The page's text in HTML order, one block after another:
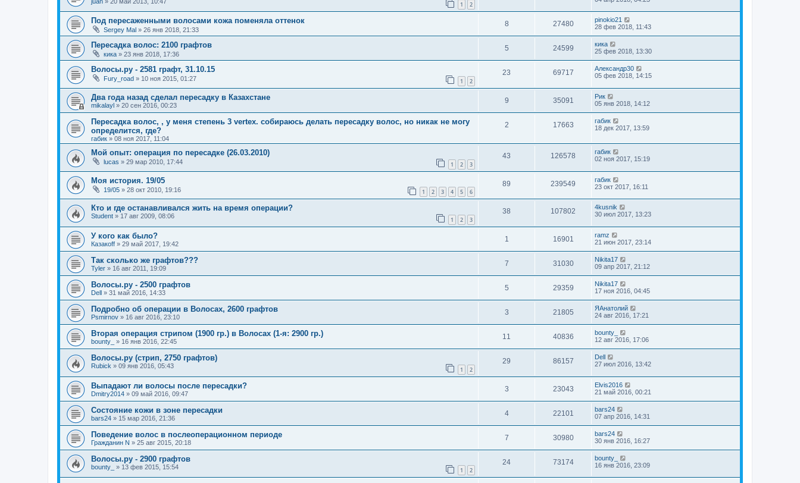
1 2
Под пересаженными волосами кожа поменяла оттенок
Sergey Mal » 26 янв 2018, 21:33
8 27480
pinokio21
28 фев 2018, 11:43
Пересадка волос: 2100 графтов
кика » 23 янв 2018, 17:36
5 24599
кика
25 фев 2018, 13:30
Волосы.ру - 2581 графт, 31.10.15
Fury_road » 10 ноя 2015, 01:27 1 2
23 69717
Александр30
05 фев 2018, 14:15
Два года назад сделал пересадку в Казахстане
mikalayl » 20 сен 2016, 00:23
9 35091
Рик
05 янв 2018, 14:12
Пересадка волос, , у меня степень 3 vertex. собираюсь делать пересадку волос, но никак не могу
определится, где?
габик » 08 ноя 2017, 11:04
2 17663
габик
18 дек 2017, 13:59
Мой опыт: операция по пересадке (26.03.2010)
lucas » 29 мар 2010, 17:44 1 2 3
43 126578
габик
02 ноя 2017, 15:19
Моя история. 19/05
19/05 » 28 окт 2010, 19:16 1 2 3 4 5 6
89 239549
габик
23 окт 2017, 16:11
Кто и где останавливался жить на время операции?
Student » 17 авг 2009, 08:06 1 2 3
38 107802
4kusnik
30 июл 2017, 13:23
У кого как было?
Казакoff » 29 май 2017, 19:42
1 16901
ramz
21 июн 2017, 23:14
Так сколько же графтов???
Tyler » 16 авг 2011, 19:09
7 31030
Nikita17
09 апр 2017, 21:12
Волосы.ру - 2500 графтов
Dell » 31 май 2016, 14:33
5 29359
Nikita17
17 ноя 2016, 04:45
Подробно об операции в Волосах, 2600 графтов
Psmirnov » 16 авг 2016, 23:10
3 21805
ЯАнатолий
24 авг 2016, 17:21
Вторая операция стрипом (1900 гр.) в Волосах (1-я: 2900 гр.)
bounty_ » 16 янв 2016, 22:45
11 40836
bounty_
12 авг 2016, 17:06
Волосы.ру (стрип, 2750 графтов)
Rubick » 09 янв 2016, 05:43 1 2
29 86157
Dell
27 июл 2016, 13:42
Выпадают ли волосы после пересадки?
Dmitry2014 » 09 май 2016, 09:47
3 23043
Elvis2016
21 май 2016, 00:21
Состояние кожи в зоне пересадки
bars24 » 15 мар 2016, 21:36
4 22101
bars24
07 апр 2016, 14:31
Поведение волос в послеоперационном периоде
Гражданин N » 25 авг 2015, 20:18
7 30980
bars24
30 янв 2016, 16:27
Волосы.ру - 2900 графтов
bounty_ » 13 фев 2015, 15:54 1 2
24 73174
bounty_
16 янв 2016, 23:09